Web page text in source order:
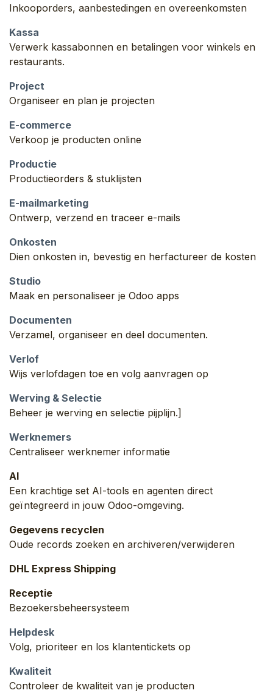
Inkooporders, aanbestedingen en overeenkomsten
Kassa
Verwerk kassabonnen en betalingen voor winkels en
restaurants.
Project
Organiseer en plan je projecten
E-commerce
Verkoop je producten online
Productie
Productieorders & stuklijsten
E-mailmarketing
Ontwerp, verzend en traceer e-mails
Onkosten
Dien onkosten in, bevestig en herfactureer de kosten
Studio
Maak en personaliseer je Odoo apps
Documenten
Verzamel, organiseer en deel documenten.
Verlof
Wijs verlofdagen toe en volg aanvragen op
Werving & Selectie
Beheer je werving en selectie pijplijn.]
Werknemers
Centraliseer werknemer informatie
AI
Een krachtige set AI-tools en agenten direct
geïntegreerd in jouw Odoo-omgeving.
Gegevens recyclen
Oude records zoeken en archiveren/verwijderen
DHL Express Shipping
Receptie
Bezoekersbeheersysteem
Helpdesk
Volg, prioriteer en los klantentickets op
Kwaliteit
Controleer de kwaliteit van je producten